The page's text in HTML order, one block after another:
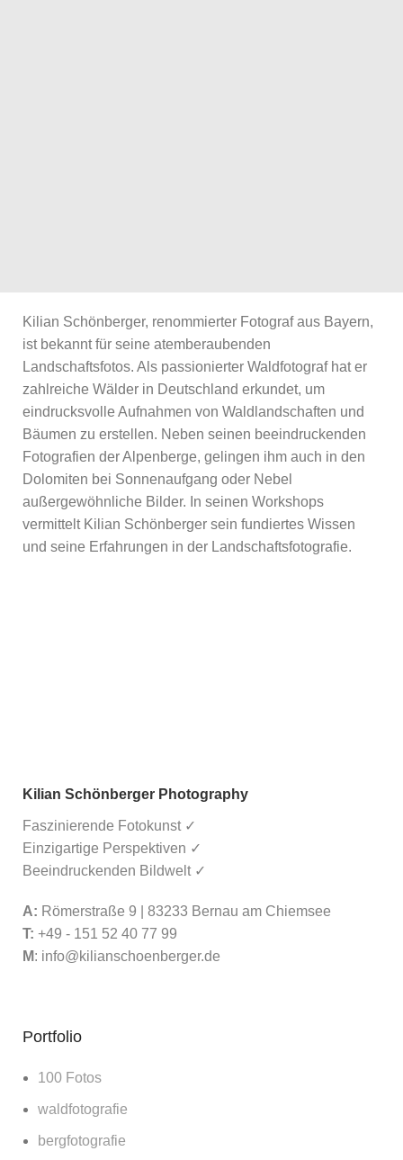
Kilian Schönberger, renommierter Fotograf aus Bayern,
ist bekannt für seine atemberaubenden
Landschaftsfotos. Als passionierter Waldfotograf hat er
zahlreiche Wälder in Deutschland erkundet, um
eindrucksvolle Aufnahmen von Waldlandschaften und
Bäumen zu erstellen. Neben seinen beeindruckenden
Fotografien der Alpenberge, gelingen ihm auch in den
Dolomiten bei Sonnenaufgang oder Nebel
außergewöhnliche Bilder. In seinen Workshops
vermittelt Kilian Schönberger sein fundiertes Wissen
und seine Erfahrungen in der Landschaftsfotografie.
Kilian Schönberger Photography
Faszinierende Fotokunst ✓
Einzigartige Perspektiven ✓
Beeindruckenden Bildwelt ✓
A: Römerstraße 9 | 83233 Bernau am Chiemsee
T: +49 - 151 52 40 77 99
M: info@kilianschoenberger.de
Portfolio
100 Fotos
waldfotografie
bergfotografie